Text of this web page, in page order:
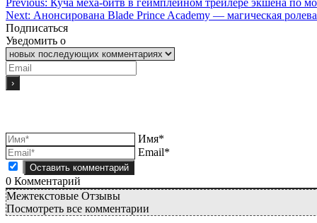
Next: Анонсирована Blade Prince Academy — магическая
Подписаться
Уведомить о
Имя*
Email*
0 Комментарий
Межтекстовые Отзывы
Посмотреть все комментарии